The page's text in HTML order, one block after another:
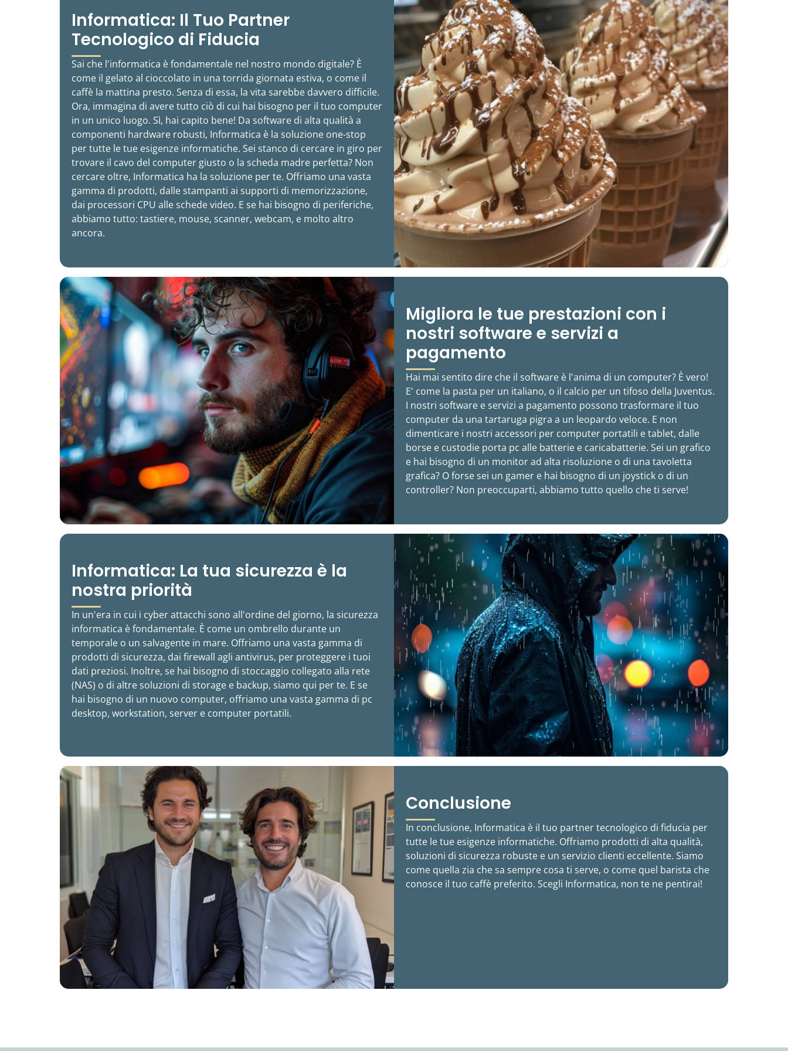
Informatica: Il Tuo Partner
Tecnologico di Fiducia
Sai che l'informatica è fondamentale nel nostro mondo digitale? È
come il gelato al cioccolato in una torrida giornata estiva, o come il
caffè la mattina presto. Senza di essa, la vita sarebbe davvero difficile.
Ora, immagina di avere tutto ciò di cui hai bisogno per il tuo computer
in un unico luogo. Sì, hai capito bene! Da software di alta qualità a
componenti hardware robusti, Informatica è la soluzione one-stop
per tutte le tue esigenze informatiche. Sei stanco di cercare in giro per
trovare il cavo del computer giusto o la scheda madre perfetta? Non
cercare oltre, Informatica ha la soluzione per te. Offriamo una vasta
gamma di prodotti, dalle stampanti ai supporti di memorizzazione,
dai processori CPU alle schede video. E se hai bisogno di periferiche,
abbiamo tutto: tastiere, mouse, scanner, webcam, e molto altro
ancora.
Migliora le tue prestazioni con i
nostri software e servizi a
pagamento
Hai mai sentito dire che il software è l'anima di un computer? È vero!
E' come la pasta per un italiano, o il calcio per un tifoso della Juventus.
I nostri software e servizi a pagamento possono trasformare il tuo
computer da una tartaruga pigra a un leopardo veloce. E non
dimenticare i nostri accessori per computer portatili e tablet, dalle
borse e custodie porta pc alle batterie e caricabatterie. Sei un grafico
e hai bisogno di un monitor ad alta risoluzione o di una tavoletta
grafica? O forse sei un gamer e hai bisogno di un joystick o di un
controller? Non preoccuparti, abbiamo tutto quello che ti serve!
Informatica: La tua sicurezza è la
nostra priorità
In un'era in cui i cyber attacchi sono all'ordine del giorno, la sicurezza
informatica è fondamentale. È come un ombrello durante un
temporale o un salvagente in mare. Offriamo una vasta gamma di
prodotti di sicurezza, dai firewall agli antivirus, per proteggere i tuoi
dati preziosi. Inoltre, se hai bisogno di stoccaggio collegato alla rete
(NAS) o di altre soluzioni di storage e backup, siamo qui per te. E se
hai bisogno di un nuovo computer, offriamo una vasta gamma di pc
desktop, workstation, server e computer portatili.
Conclusione
In conclusione, Informatica è il tuo partner tecnologico di fiducia per
tutte le tue esigenze informatiche. Offriamo prodotti di alta qualità,
soluzioni di sicurezza robuste e un servizio clienti eccellente. Siamo
come quella zia che sa sempre cosa ti serve, o come quel barista che
conosce il tuo caffè preferito. Scegli Informatica, non te ne pentirai!